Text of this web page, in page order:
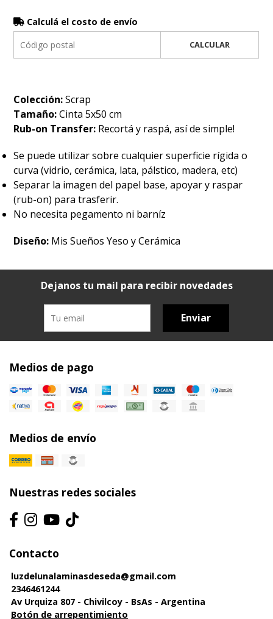
Calculá el costo de envío
CALCULAR
Colección:Scrap
Tamaño:Cinta 5x50 cm
Rub-on Transfer: Recortá y raspá, así de simple!
Se puede utilizar sobre cualquier superficie rígida o
curva (vidrio, cerámica, lata, pálstico, madera, etc)
Separar la imagen del papel base, apoyar y raspar
(rub-on) para trasferir.
No necesita pegamento ni barníz
Diseño: Mis Sueños Yeso y Cerámica
Dejanos tu mail para recibir novedades
Enviar
Medios de pago
Medios de envío
Nuestras redes sociales
Contacto
luzdelunalaminasdeseda@gmail.com
2346461244
Av Urquiza 807 - Chivilcoy - BsAs - Argentina
Botón de arrepentimiento